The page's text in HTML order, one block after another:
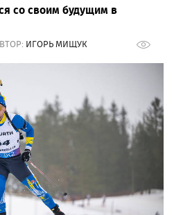
со своим будущим в
ИГОРЬ МИЩУК